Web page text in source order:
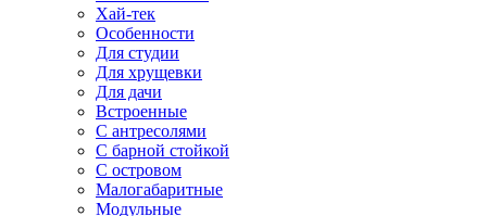
Хай-тек
Особенности
Для студии
Для хрущевки
Для дачи
Встроенные
С антресолями
С барной стойкой
С островом
Малогабаритные
Модульные